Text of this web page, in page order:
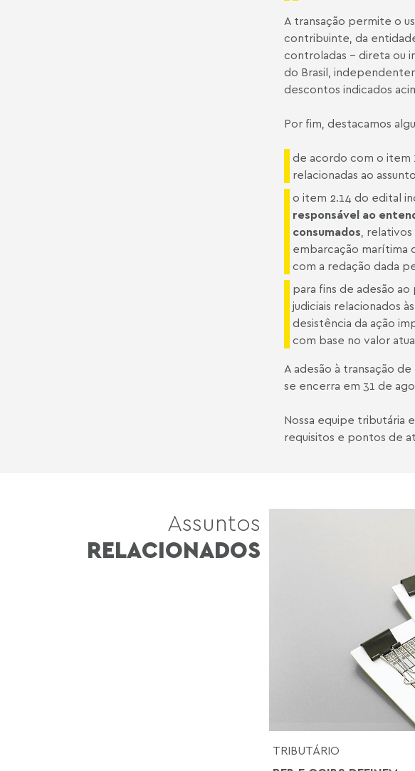
A transação permite o
contribuinte, da
controladas – direta ou
do Brasil,
descontos indicados
Por fim, destacamos
de acordo com o item
relacionadas ao
o item 2.14 do edital
responsável ao
consumados,
embarcação marítima
com a redação dada
para fins de adesão
judiciais relacionados
desistência da ação
com base no valor
A adesão à transação
se encerra em 31 de
Nossa equipe tributária
requisitos e pontos de
Assuntos
RELACIONADOS
TRIBUTÁRIO